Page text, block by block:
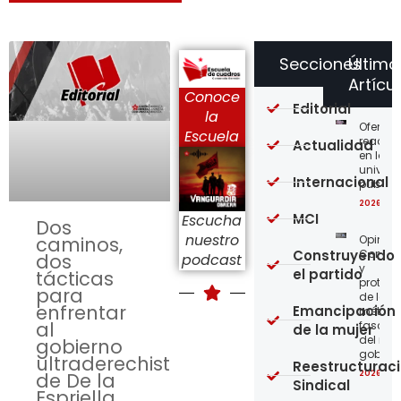
Dos
caminos,
dos
tácticas
para
enfrentar
al
gobierno
ultraderechista
de De la
Conoce
la
Escuela
Escucha
nuestro
podcast
en las
2026-
y
de los
del
2026-
Secciones
Editorial
Actualidad
Internacional
MCI
Construyendo
el partido
Emancipación
de la mujer
Sindical